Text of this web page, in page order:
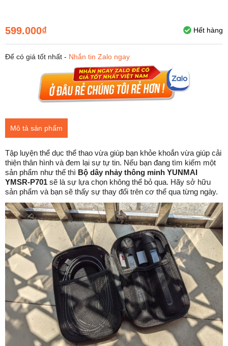
599.000₫ Hết hàng
Để có giá tốt nhất - Nhắn tin Zalo ngay
Mô tả sản phẩm
Tập luyện thể dục thể thao vừa giúp bạn khỏe khoắn vừa giúp cải
thiện thân hình và đem lại sự tự tin. Nếu bạn đang tìm kiếm một
sản phẩm như thế thì Bộ dây nhảy thông minh YUNMAI
YMSR-P701 sẽ là sự lựa chọn không thể bỏ qua. Hãy sở hữu
sản phẩm và bạn sẽ thấy sự thay đổi trên cơ thể qua từng ngày.